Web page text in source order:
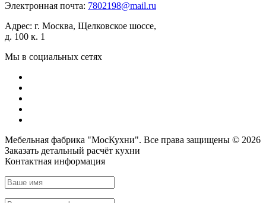
Электронная почта: 7802198@mail.ru
Адрес: г. Москва, Щелковское шоссе,
д. 100 к. 1
Мы в социальных сетях
Мебельная фабрика "МосКухни". Все права защищены © 2026
Заказать детальный расчёт кухни
Контактная информация